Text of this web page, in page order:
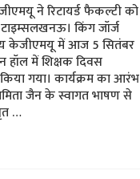
ने रिटायर्ड फैकल्टी को
किंग जॉर्ज
केजीएमयू में आज 5 सितंबर
हॉल में शिक्षक दिवस
गया। कार्यक्रम का आरंभ
जैन के स्वागत भाषण से
…